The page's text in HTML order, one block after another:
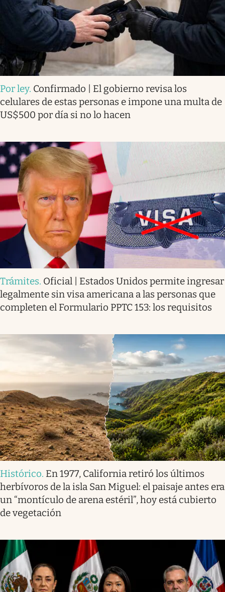
Por ley. Confirmado | El gobierno revisa los
celulares de estas personas e impone una multa de
US$500 por día si no lo hacen
Trámites. Oficial | Estados Unidos permite ingresar
legalmente sin visa americana a las personas que
completen el Formulario PPTC 153: los requisitos
Histórico. En 1977, California retiró los últimos
herbívoros de la isla San Miguel: el paisaje antes era
un “montículo de arena estéril”, hoy está cubierto
de vegetación